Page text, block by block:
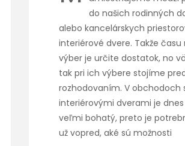
do našich rodinných
alebo kancelárskych
interiérové dvere. Takže času
výber je určite dostatok, no
tak pri ich výbere stojíme
rozhodovaním. V obchodoch
interiérovými dverami je
veľmi bohatý, preto je
už vopred, aké sú možnosti